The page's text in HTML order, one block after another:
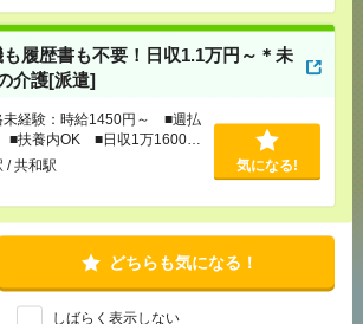
履歴書も不要！日収1.1万円～＊未
介護[派遣]
未経験：時給1450円～ ■週払
扶養内OK ■日収1万1600円
/ 共和駅 気になる!
どちらも気になる！
しばらく表示しない
気になる！
る LINEで送る
ツイート ブックマーク
の閲覧履歴からの
おすすめ